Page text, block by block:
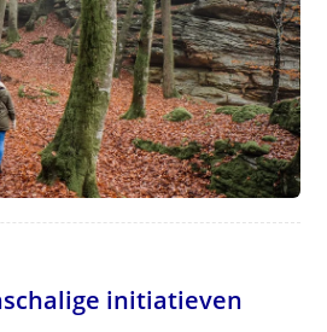
initiatieven